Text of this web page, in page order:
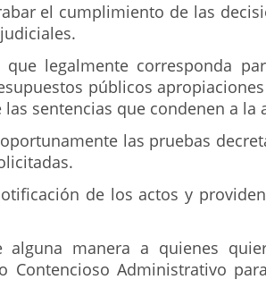
el cumplimiento de las
legalmente corresponda
públicos
sentencias que condenen a la
las pruebas
de los actos y
alguna manera a quienes
Contencioso Administrativo